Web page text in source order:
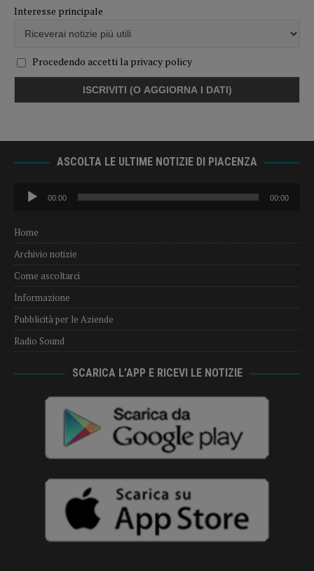
Interesse principale
Procedendo accetti la privacy policy
ASCOLTA LE ULTIME NOTIZIE DI PIACENZA
Audio
Player
00:00 00:00
Home
Archivio notizie
Come ascoltarci
Informazione
Pubblicità per le Aziende
Radio Sound
SCARICA L’APP E RICEVI LE NOTIZIE